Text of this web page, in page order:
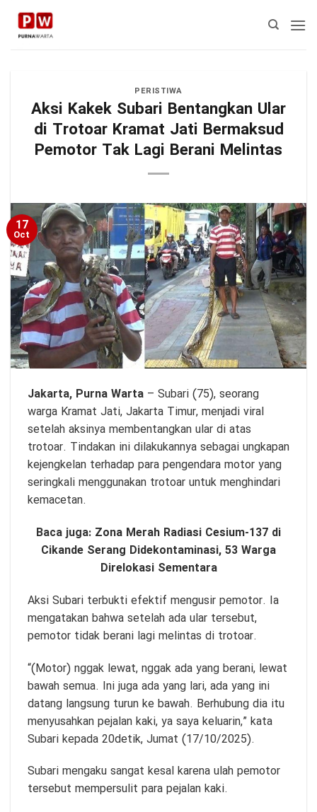
Skip
content
PERISTIWA
Aksi Kakek Subari Bentangkan Ular
di Trotoar Kramat Jati Bermaksud
Pemotor Tak Lagi Berani Melintas
17
Oct
Jakarta, Purna Warta – Subari (75), seorang
warga Kramat Jati, Jakarta Timur, menjadi viral
setelah aksinya membentangkan ular di atas
trotoar. Tindakan ini dilakukannya sebagai ungkapan
kejengkelan terhadap para pengendara motor yang
seringkali menggunakan trotoar untuk menghindari
kemacetan.
Baca juga: Zona Merah Radiasi Cesium-137 di
Cikande Serang Didekontaminasi, 53 Warga
Direlokasi Sementara
Aksi Subari terbukti efektif mengusir pemotor. Ia
mengatakan bahwa setelah ada ular tersebut,
pemotor tidak berani lagi melintas di trotoar.
“(Motor) nggak lewat, nggak ada yang berani, lewat
bawah semua. Ini juga ada yang lari, ada yang ini
datang langsung turun ke bawah. Berhubung dia itu
menyusahkan pejalan kaki, ya saya keluarin,” kata
Subari kepada 20detik, Jumat (17/10/2025).
Subari mengaku sangat kesal karena ulah pemotor
tersebut mempersulit para pejalan kaki.